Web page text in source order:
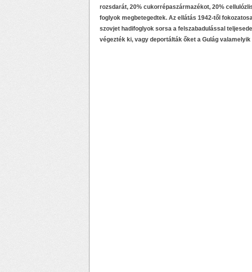
rozsdarát, 20% cukorrépaszármazékot, 20%
foglyok megbetegedtek. Az ellátás 1942-től
szovjet hadifoglyok sorsa a felszabadulással
végezték ki, vagy deportálták őket a Gulág valamelyik